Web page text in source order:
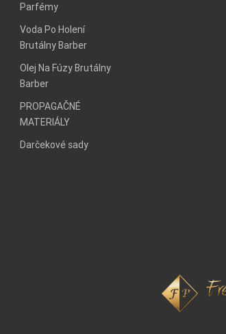
Parfémy
Voda Po Holení
Brutálny Barber
Olej Na Fúzy Brutálny
Barber
PROPAGAČNÉ
MATERIÁLY
Darčekové sady